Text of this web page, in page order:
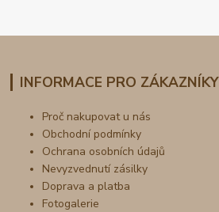
INFORMACE PRO ZÁKAZNÍKY
Proč nakupovat u nás
Obchodní podmínky
Ochrana osobních údajů
Nevyzvednutí zásilky
Doprava a platba
Fotogalerie